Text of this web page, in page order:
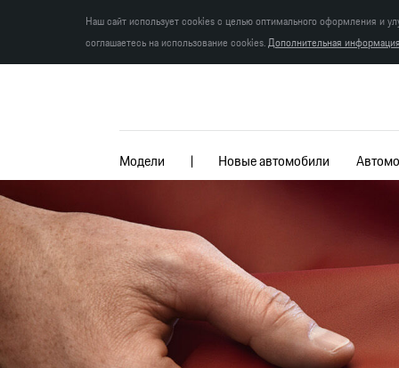
Наш сайт использует cookies с целью оптимального оформления и
соглашаетесь на использование cookies.Дополнительная
Модели Новые автомобили